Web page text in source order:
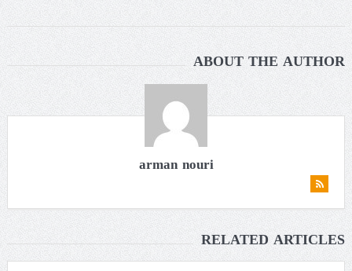
ABOUT THE AUTHOR
arman nouri
RELATED ARTICLES